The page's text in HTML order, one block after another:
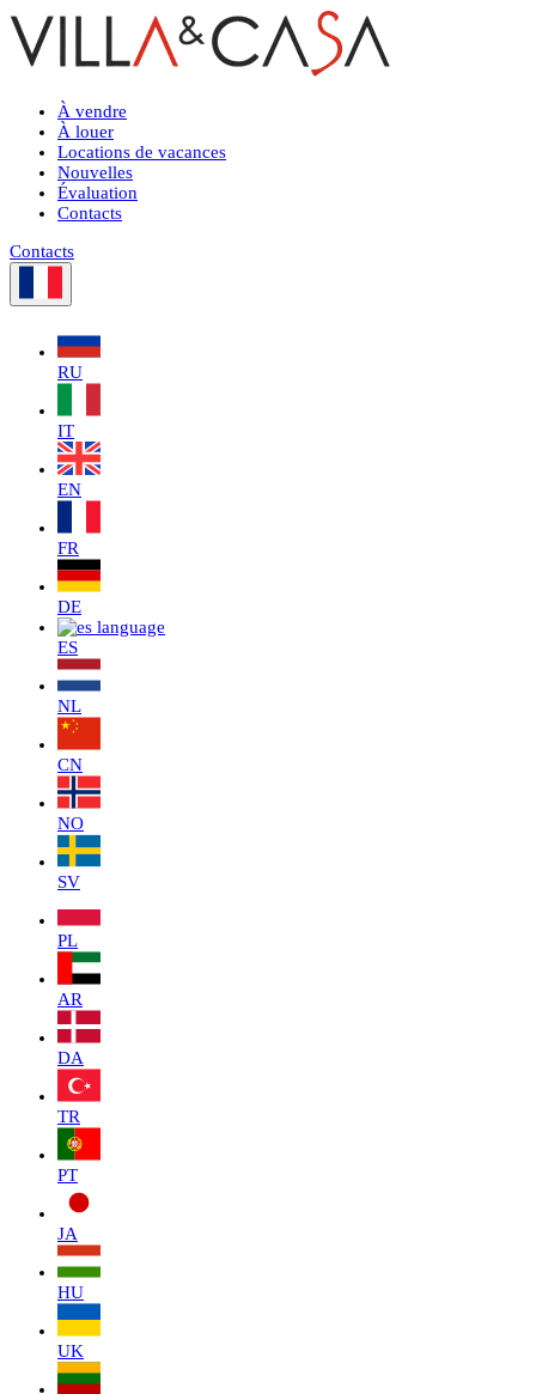
À vendre
À louer
Locations de vacances
Nouvelles
Évaluation
Contacts
Contacts
RU
IT
EN
FR
DE
ES
NL
CN
NO
SV
PL
AR
DA
TR
PT
JA
HU
UK